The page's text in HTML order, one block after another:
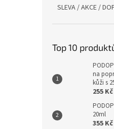
SLEVA / AKCE /
Top 10
na
kůži s
255 Kč
20ml
355 Kč